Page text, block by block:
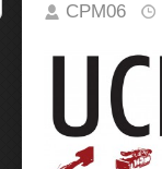
CPM06